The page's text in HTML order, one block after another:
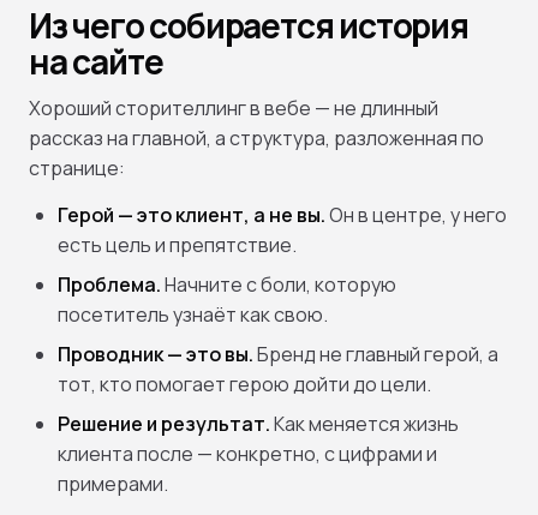
Из чего собирается история
на сайте
Хороший сторителлинг в вебе — не длинный
рассказ на главной, а структура, разложенная по
странице:
Герой — это клиент, а не вы.Он в центре, у него
есть цель и препятствие.
Проблема.Начните с боли, которую
посетитель узнаёт как свою.
Проводник — это вы.Бренд не главный герой, а
тот, кто помогает герою дойти до цели.
Решение и результат.Как меняется жизнь
клиента после — конкретно, с цифрами и
примерами.